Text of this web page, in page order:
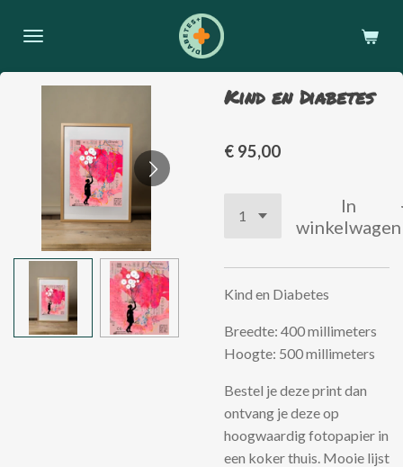
direct
Kind en Diabetes
€ 95,00
In
winkelwagen
Kind en Diabetes
Breedte: 400 millimeters
Hoogte: 500 millimeters
Bestel je deze print dan
ontvang je deze op
hoogwaardig fotopapier in
een koker thuis. Mooie lijst